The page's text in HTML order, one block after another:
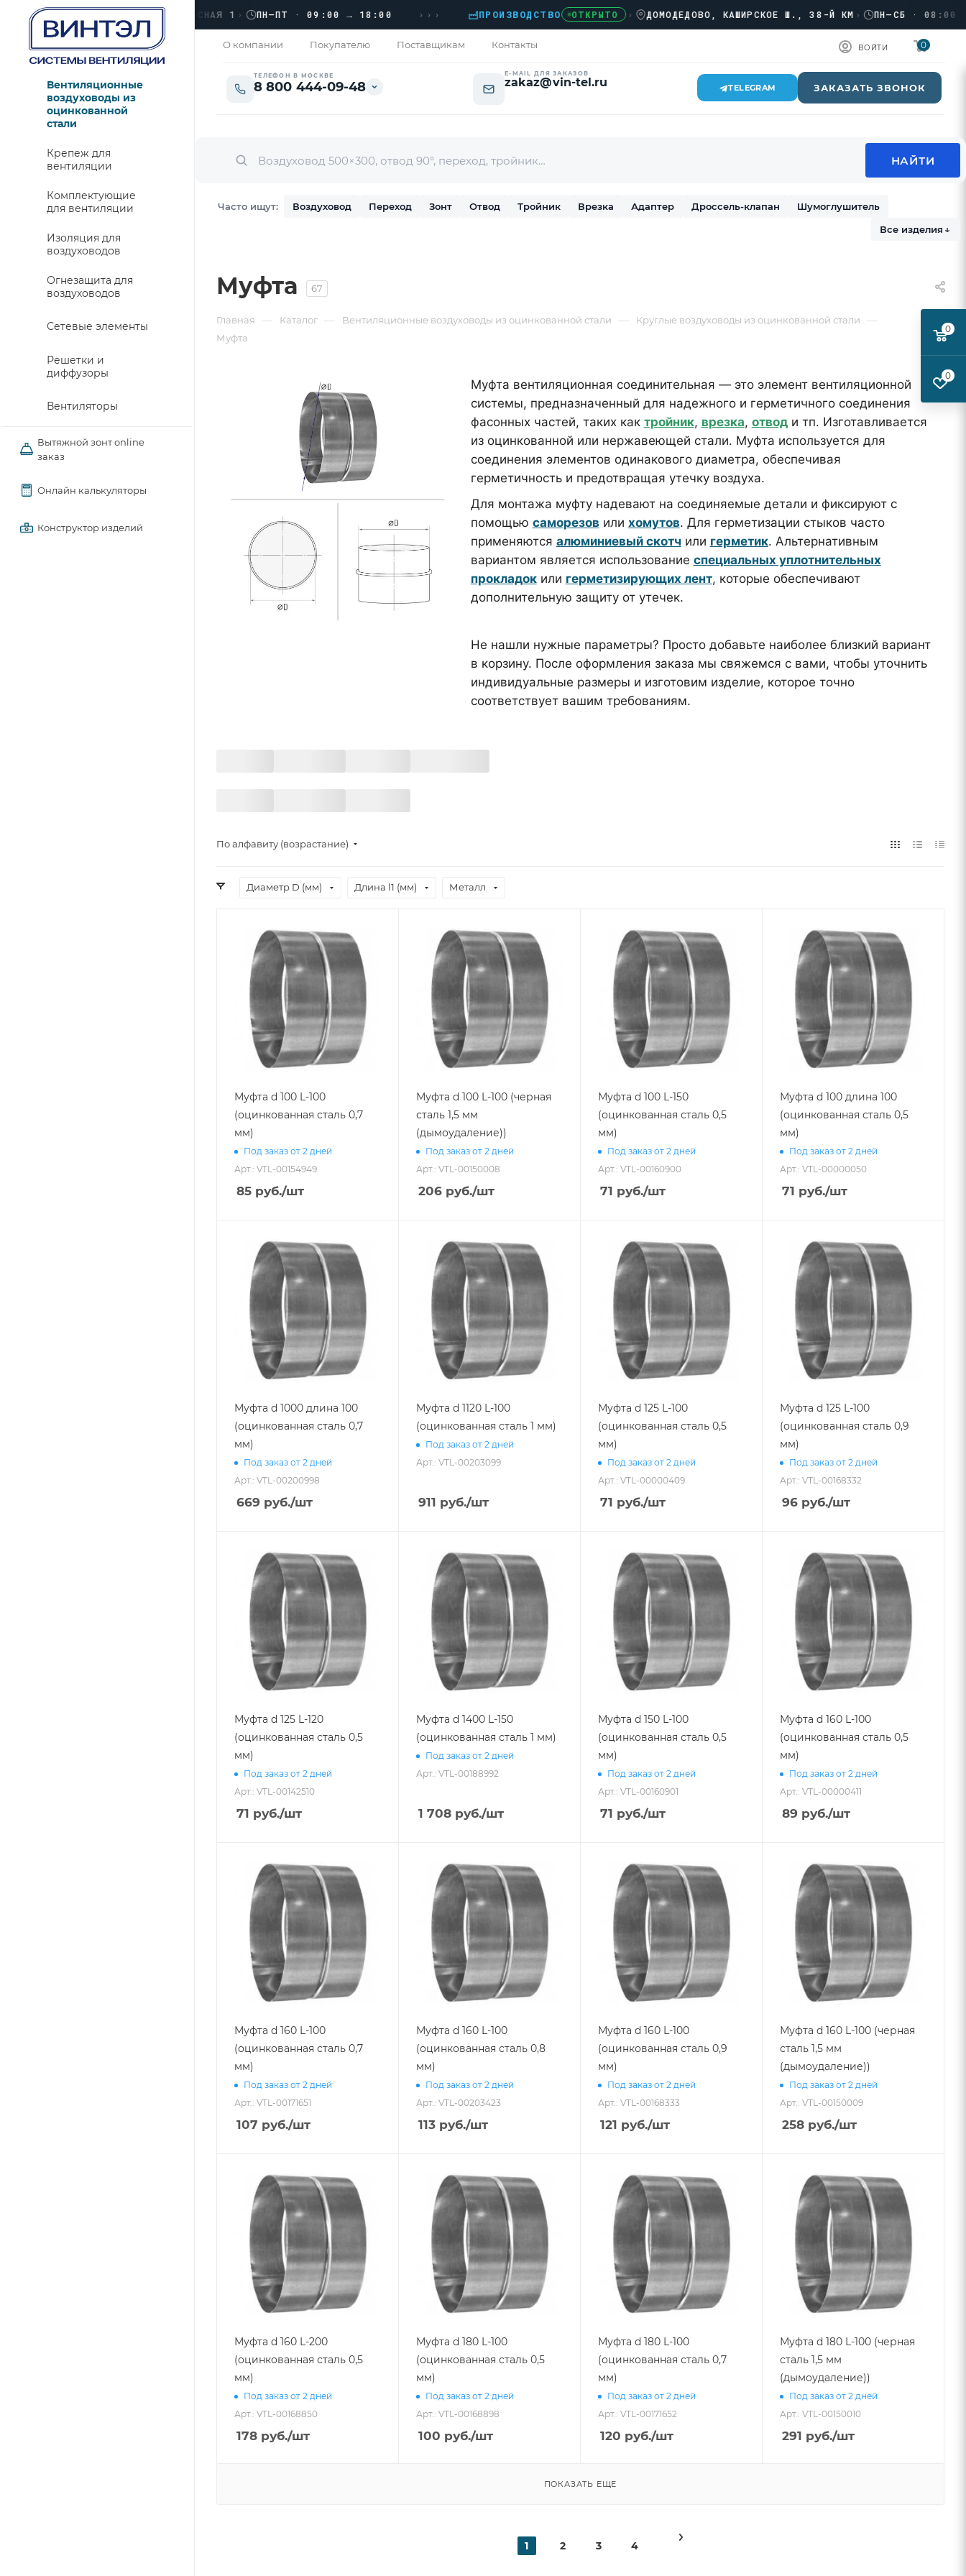
› ЛЮБЕРЦЫ, УЛ. КРАСНАЯ 1 › ПН–ПТ · 09:00 → 18:00 ››› ПРОИЗВОДСТВО ОТКРЫТО › ДОМОДЕДОВО, КАШИРСКОЕ Ш., 38-Й КМ › ПН–СБ · 08:00 →
О компании Покупателю Поставщикам Контакты ВОЙТИ 0
ТЕЛЕФОН В МОСКВЕ
8 800 444-09-48
E-MAIL ДЛЯ ЗАКАЗОВ
zakaz@vin-tel.ru TELEGRAM ЗАКАЗАТЬ ЗВОНОК
Часто ищут: Воздуховод Переход Зонт Отвод Тройник Врезка Адаптер Дроссель-клапан
Шумоглушитель
Все изделия ↓
Вентиляционные
воздуховоды из
оцинкованной
стали
Крепеж для
вентиляции
Комплектующие
для вентиляции
Изоляция для
воздуховодов
Огнезащита для
воздуховодов
Сетевые элементы
Решетки и
диффузоры
Вентиляторы
Вытяжной зонт online
заказ
Онлайн калькуляторы
Конструктор изделий
Муфта 67
Главная — Каталог — Вентиляционные воздуховоды из оцинкованной стали — Круглые воздуховоды из оцинкованной стали —
Муфта
Муфта вентиляционная соединительная — это элемент вентиляционной
системы, предназначенный для надежного и герметичного соединения
фасонных частей, таких как тройник, врезка, отводи тп. Изготавливается
из оцинкованной или нержавеющей стали. Муфта используется для
соединения элементов одинакового диаметра, обеспечивая
герметичность и предотвращая утечку воздуха.
Для монтажа муфту надевают на соединяемые детали и фиксируют с
помощью саморезовили хомутов. Для герметизации стыков часто
применяются алюминиевый скотч или герметик. Альтернативным
вариантом является использование специальных уплотнительных
прокладокили герметизирующих лент, которые обеспечивают
дополнительную защиту от утечек.
Не нашли нужные параметры? Просто добавьте наиболее близкий вариант
в корзину. После оформления заказа мы свяжемся с вами, чтобы уточнить
индивидуальные размеры и изготовим изделие, которое точно
соответствует вашим требованиям.
По алфавиту (возрастание)
Диаметр D (мм) Длина l1 (мм) Металл
Муфта d 100 L-100
(оцинкованная сталь 0,7
мм)
Под заказ от 2 дней
Арт.: VTL-00154949
85 руб./шт
Муфта d 100 L-100 (черная
сталь 1,5 мм
(дымоудаление))
Под заказ от 2 дней
Арт.: VTL-00150008
206 руб./шт
Муфта d 100 L-150
(оцинкованная сталь 0,5
мм)
Под заказ от 2 дней
Арт.: VTL-00160900
71 руб./шт
Муфта d 100 длина 100
(оцинкованная сталь 0,5
мм)
Под заказ от 2 дней
Арт.: VTL-00000050
71 руб./шт
Муфта d 1000 длина 100
(оцинкованная сталь 0,7
мм)
Под заказ от 2 дней
Арт.: VTL-00200998
669 руб./шт
Муфта d 1120 L-100
(оцинкованная сталь 1 мм)
Под заказ от 2 дней
Арт.: VTL-00203099
911 руб./шт
Муфта d 125 L-100
(оцинкованная сталь 0,5
мм)
Под заказ от 2 дней
Арт.: VTL-00000409
71 руб./шт
Муфта d 125 L-100
(оцинкованная сталь 0,9
мм)
Под заказ от 2 дней
Арт.: VTL-00168332
96 руб./шт
Муфта d 125 L-120
(оцинкованная сталь 0,5
мм)
Под заказ от 2 дней
Арт.: VTL-00142510
71 руб./шт
Муфта d 1400 L-150
(оцинкованная сталь 1 мм)
Под заказ от 2 дней
Арт.: VTL-00188992
1 708 руб./шт
Муфта d 150 L-100
(оцинкованная сталь 0,5
мм)
Под заказ от 2 дней
Арт.: VTL-00160901
71 руб./шт
Муфта d 160 L-100
(оцинкованная сталь 0,5
мм)
Под заказ от 2 дней
Арт.: VTL-00000411
89 руб./шт
Муфта d 160 L-100
(оцинкованная сталь 0,7
мм)
Под заказ от 2 дней
Арт.: VTL-00171651
107 руб./шт
Муфта d 160 L-100
(оцинкованная сталь 0,8
мм)
Под заказ от 2 дней
Арт.: VTL-00203423
113 руб./шт
Муфта d 160 L-100
(оцинкованная сталь 0,9
мм)
Под заказ от 2 дней
Арт.: VTL-00168333
121 руб./шт
Муфта d 160 L-100 (черная
сталь 1,5 мм
(дымоудаление))
Под заказ от 2 дней
Арт.: VTL-00150009
258 руб./шт
Муфта d 160 L-200
(оцинкованная сталь 0,5
мм)
Под заказ от 2 дней
Арт.: VTL-00168850
178 руб./шт
Муфта d 180 L-100
(оцинкованная сталь 0,5
мм)
Под заказ от 2 дней
Арт.: VTL-00168898
100 руб./шт
Муфта d 180 L-100
(оцинкованная сталь 0,7
мм)
Под заказ от 2 дней
Арт.: VTL-00171652
120 руб./шт
Муфта d 180 L-100 (черная
сталь 1,5 мм
(дымоудаление))
Под заказ от 2 дней
Арт.: VTL-00150010
291 руб./шт
ПОКАЗАТЬ ЕЩЕ
1 2 3 4
0
0